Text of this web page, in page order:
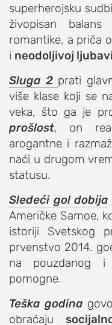
superherojsku
živopisan
romantike, a priča o
i neodoljivoj ljubavi
Sluga 2 prati
više klase koji se
veka, što ga je
prošlost, on
arogantne i
naći u drugom
statusu.
Sledeći gol dobija
Američke Samoe,
istoriji Svetskog
prvenstvo 2014.
na pouzdanog
pomogne.
Teška godina
obraćaju